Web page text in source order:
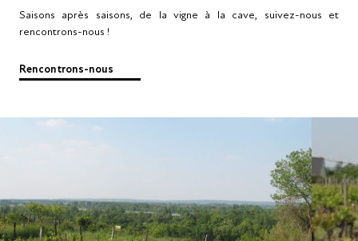
Saisons après saisons, de la vigne à la cave, suivez-nous et
rencontrons-nous !
Rencontrons-nous